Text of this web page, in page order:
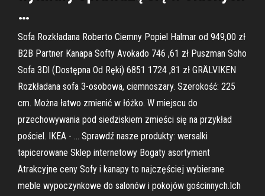
…
Sofa Rozkładana Roberto Ciemny Popiel Halmar od 949,00 zł
B2B Partner Kanapa Softy Avokado 746 ,61 zł Puszman Soho
Sofa 3Dl (Dostępna Od Ręki) 6851 1724 ,81 zł GRÄLVIKEN
Rozkładana sofa 3-osobowa, ciemnoszary. Szerokość: 225
cm. Można łatwo zmienić w łóżko. W miejscu do
przechowywania pod siedziskiem zmieści się na przykład
pościel. IKEA - … Sprawdź nasze produkty: wersalki
tapicerowane Sklep internetowy Bogaty asortyment
Atrakcyjne ceny Sofy i kanapy to najczęściej wybierane
meble wypoczynkowe do salonów i pokojów gościnnych.Ich